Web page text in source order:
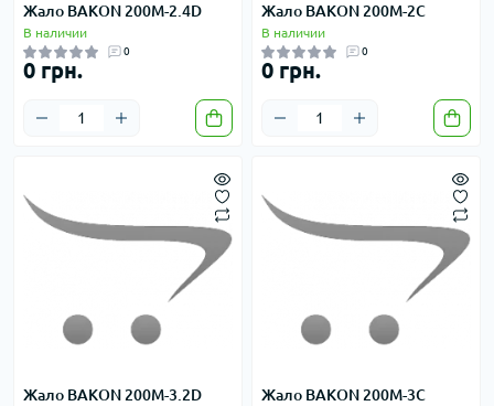
Жало BAKON 200M-2.4D
В наличии
0
0 грн.
Жало BAKON 200M-2C
В наличии
0
0 грн.
Жало BAKON 200M-3.2D Жало BAKON 200M-3C